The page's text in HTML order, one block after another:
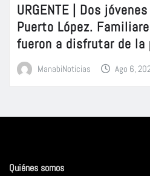
URGENTE | Dos
Puerto López.
fueron a disfrutar de la
ManabiNoticias Ago 6,
Quiénes somos